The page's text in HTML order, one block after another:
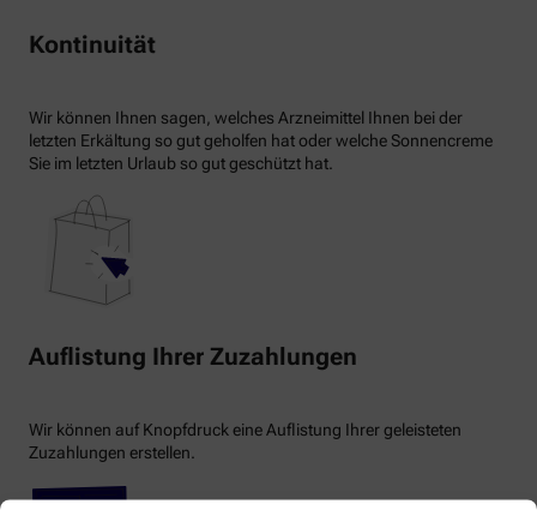
Kontinuität
Wir können Ihnen sagen, welches Arzneimittel Ihnen bei der
letzten Erkältung so gut geholfen hat oder welche Sonnencreme
Sie im letzten Urlaub so gut geschützt hat.
Auflistung Ihrer Zuzahlungen
Wir können auf Knopfdruck eine Auflistung Ihrer geleisteten
Zuzahlungen erstellen.